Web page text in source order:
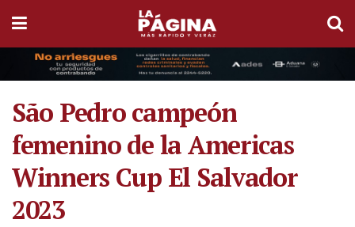
São Pedro campeón
femenino de la Americas
Winners Cup El Salvador
2023